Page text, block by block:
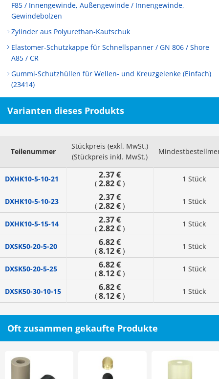
F85 / Innengewinde, Außengewinde / Innengewinde,
Gewindebolzen
Zylinder aus Polyurethan-Kautschuk
Elastomer-Schutzkappe für Schnellspanner / GN 806 / Shore
A85 / CR
Gummi-Schutzhüllen für Wellen- und Kreuzgelenke (Einfach)
(23414)
Varianten dieses Produkts
Teilenummer
Stückpreis (exkl. MwSt.)
(Stückpreis inkl. MwSt.)
DXHK10-5-10-21 2.37 €
( 2.82 € ) 1 Stück
DXHK10-5-10-23 2.37 €
( 2.82 € ) 1 Stück
DXHK10-5-15-14 2.37 €
( 2.82 € ) 1 Stück
DXSK50-20-5-20 6.82 €
( 8.12 € ) 1 Stück
DXSK50-20-5-25 6.82 €
( 8.12 € ) 1 Stück
DXSK50-30-10-15 6.82 €
( 8.12 € ) 1 Stück
Oft zusammen gekaufte Produkte